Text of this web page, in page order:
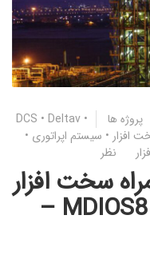
پروژه ها DCS • Deltav •
افزار • سیستم اپراتوری •
نظر
سخت افزار
+ نرم افزار و لایسنس MDIOS8 –